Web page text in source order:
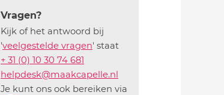
Vragen?
Kijk of het antwoord bij
'veelgestelde vragen' staat
+ 31 (0) 10 30 74 681
helpdesk@maakcapelle.nl
Je kunt ons ook bereiken via